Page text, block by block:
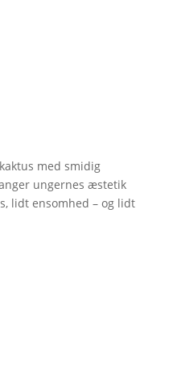
med smidig
ungernes æstetik
lidt ensomhed – og lidt